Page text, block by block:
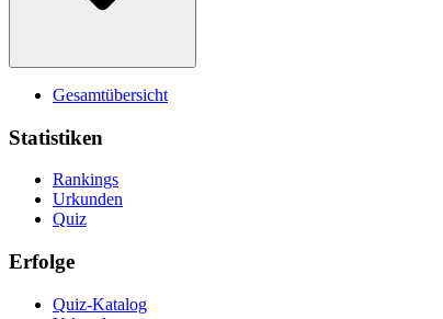
Gesamtübersicht
Statistiken
Rankings
Urkunden
Quiz
Erfolge
Quiz-Katalog